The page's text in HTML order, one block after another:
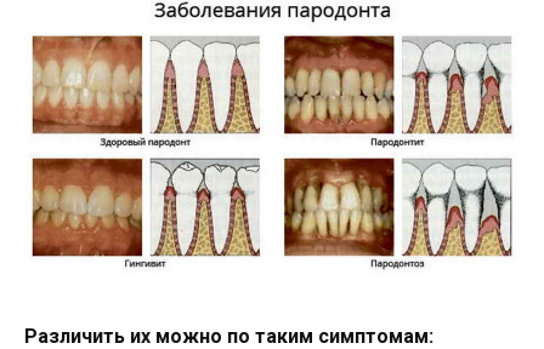
Различить их можно по таким симптомам: